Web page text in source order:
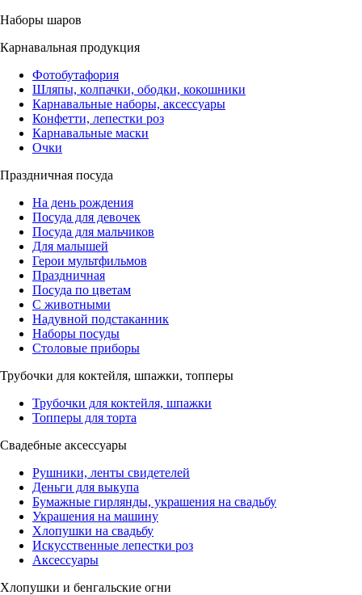
Наборы шаров
Карнавальная продукция
Фотобутафория
Шляпы, колпачки, ободки, кокошники
Карнавальные наборы, аксессуары
Конфетти, лепестки роз
Карнавальные маски
Очки
Праздничная посуда
На день рождения
Посуда для девочек
Посуда для мальчиков
Для малышей
Герои мультфильмов
Праздничная
Посуда по цветам
С животными
Надувной подстаканник
Наборы посуды
Столовые приборы
Трубочки для коктейля, шпажки, топперы
Трубочки для коктейля, шпажки
Топперы для торта
Свадебные аксессуары
Рушники, ленты свидетелей
Деньги для выкупа
Бумажные гирлянды, украшения на свадьбу
Украшения на машину
Хлопушки на свадьбу
Искусственные лепестки роз
Аксессуары
Хлопушки и бенгальские огни